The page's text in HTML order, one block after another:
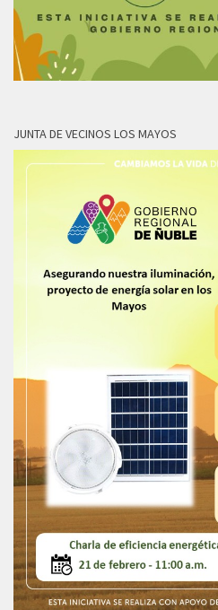
JUNTA DE VECINOS LOS MAYOS